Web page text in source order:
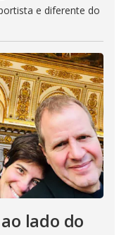
e diferente do
lado do